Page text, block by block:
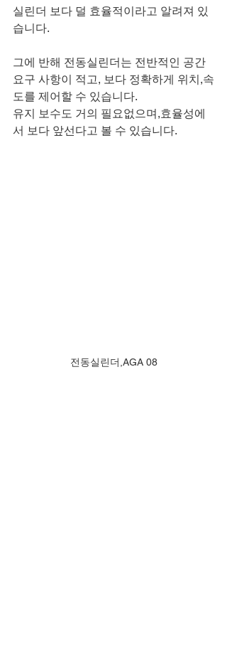
실린더 보다 덜 효율적이라고 알려져 있
습니다.
그에 반해 전동실린더는 전반적인 공간
요구 사항이 적고, 보다 정확하게 위치,속
도를 제어할 수 있습니다.
유지 보수도 거의 필요없으며,효율성에
서 보다 앞선다고 볼 수 있습니다.
전동실린더,AGA 08